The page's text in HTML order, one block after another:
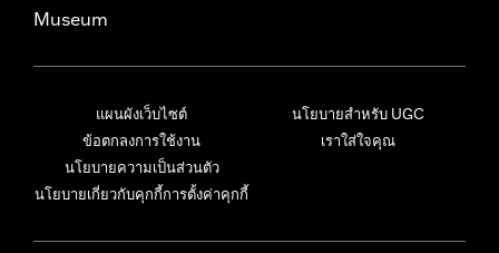
Museum
แผนผังเว็บไซต์
ข้อตกลงการใช้งาน
นโยบายความเป็นส่วนตัว
นโยบายเกี่ยวกับคุกกี้การตั้งค่าคุกกี้
นโยบายสำหรับ UGC
เราใส่ใจคุณ